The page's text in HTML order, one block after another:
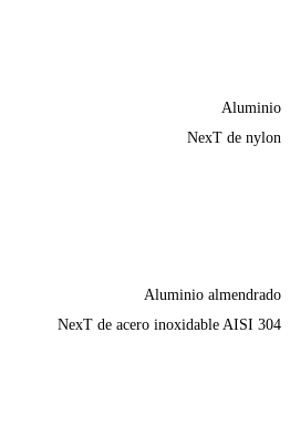
Aluminio
NexT de nylon
Aluminio almendrado
NexT de acero inoxidable AISI 304